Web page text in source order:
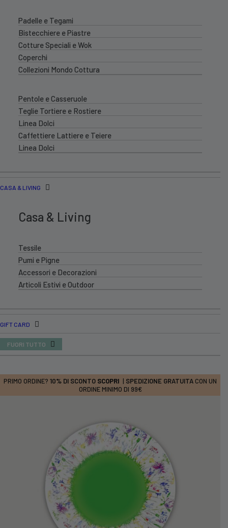
Padelle e Tegami
Bistecchiere e Piastre
Cotture Speciali e Wok
Coperchi
Collezioni Mondo Cottura
Pentole e Casseruole
Teglie Tortiere e Rostiere
Linea Dolci
Caffettiere Lattiere e Teiere
Linea Dolci
CASA & LIVING
Casa & Living
Tessile
Pumi e Pigne
Accessori e Decorazioni
Articoli Estivi e Outdoor
GIFT CARD
FUORI TUTTO
PRIMO ORDINE? 10% DI SCONTO SCOPRI | SPEDIZIONE GRATUITA CON UN
ORDINE MINIMO DI 99€